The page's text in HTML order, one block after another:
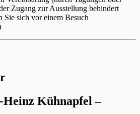
Zugang zur Ausstellung behindert
Sie sich vor einem Besuch
Kühnapfel –